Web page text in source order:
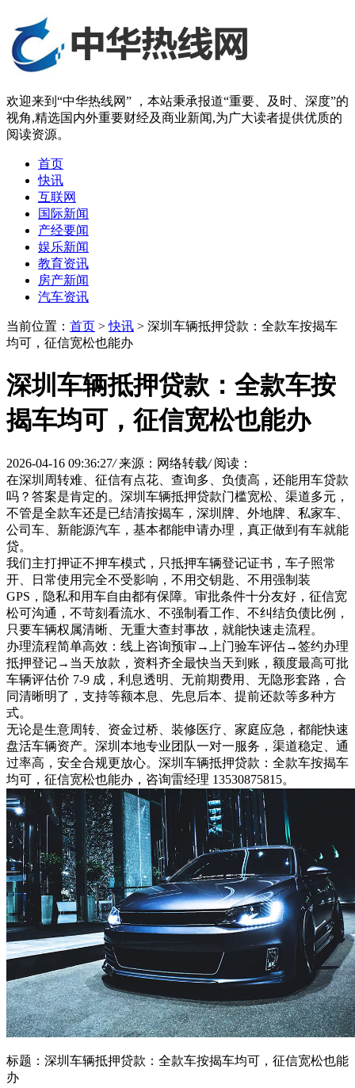
欢迎来到“中华热线网” ，本站秉承报道“重要、及时、深度”的
视角,精选国内外重要财经及商业新闻,为广大读者提供优质的
阅读资源。
首页
快讯
互联网
国际新闻
产经要闻
娱乐新闻
教育资讯
房产新闻
汽车资讯
当前位置： 首页 >快讯 > 深圳车辆抵押贷款：全款车按揭车
均可，征信宽松也能办
深圳车辆抵押贷款：全款车按
揭车均可，征信宽松也能办
2026-04-16 09:36:27/ 来源：网络转载/ 阅读：
在深圳周转难、征信有点花、查询多、负债高，还能用车贷款
吗？答案是肯定的。深圳车辆抵押贷款门槛宽松、渠道多元，
不管是全款车还是已结清按揭车，深圳牌、外地牌、私家车、
公司车、新能源汽车，基本都能申请办理，真正做到有车就能
贷。
我们主打押证不押车模式，只抵押车辆登记证书，车子照常
开、日常使用完全不受影响，不用交钥匙、不用强制装
GPS，隐私和用车自由都有保障。审批条件十分友好，征信宽
松可沟通，不苛刻看流水、不强制看工作、不纠结负债比例，
只要车辆权属清晰、无重大查封事故，就能快速走流程。
办理流程简单高效：线上咨询预审→上门验车评估→签约办理
抵押登记→当天放款，资料齐全最快当天到账，额度最高可批
车辆评估价 7-9 成，利息透明、无前期费用、无隐形套路，合
同清晰明了，支持等额本息、先息后本、提前还款等多种方
式。
无论是生意周转、资金过桥、装修医疗、家庭应急，都能快速
盘活车辆资产。深圳本地专业团队一对一服务，渠道稳定、通
过率高，安全合规更放心。深圳车辆抵押贷款：全款车按揭车
均可，征信宽松也能办，咨询雷经理 13530875815。
标题：深圳车辆抵押贷款：全款车按揭车均可，征信宽松也能
办